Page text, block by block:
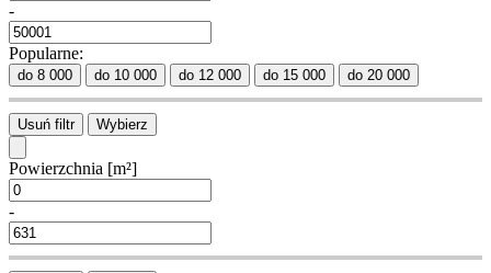
-
Popularne:
do 8 000 do 10 000 do 12 000 do 15 000 do 20 000
Usuń filtr Wybierz
Powierzchnia [m²]
-